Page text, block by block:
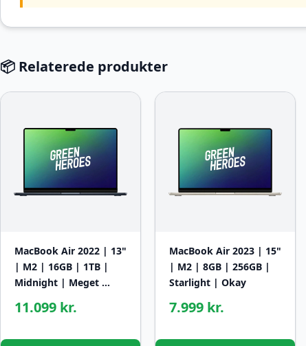
📦 Relaterede produkter
MacBook Air 2022 | 13"
| M2 | 16GB | 1TB |
Midnight | Meget …
11.099 kr.
MacBook Air 2023 | 15"
| M2 | 8GB | 256GB |
Starlight | Okay
7.999 kr.